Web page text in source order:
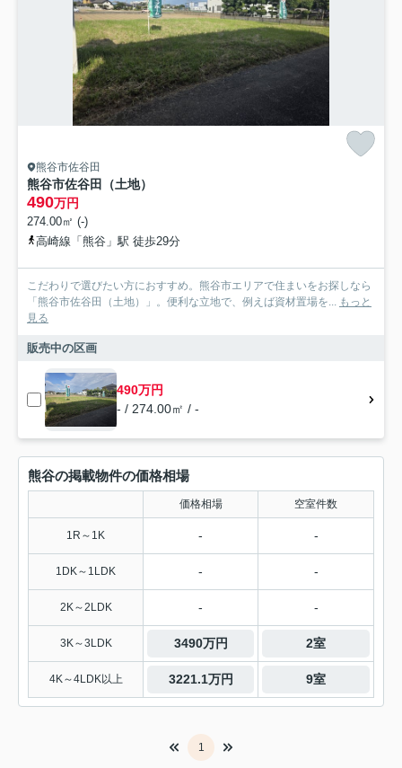
熊谷市佐谷田
熊谷市佐谷田（土地）
490万円
274.00㎡ (-)
高崎線「熊谷」駅 徒歩29分
こだわりで選びたい方におすすめ。熊谷市エリアで住まいをお探しなら
「熊谷市佐谷田（土地）」。便利な立地で、例えば資材置場を... もっと
見る
販売中の区画
490万円
- / 274.00㎡ / -
熊谷の掲載物件の価格相場
価格相場 空室件数
1R～1K - -
1DK～1LDK - -
2K～2LDK - -
3K～3LDK 3490万円 2室
4K～4LDK以上 3221.1万円 9室
1